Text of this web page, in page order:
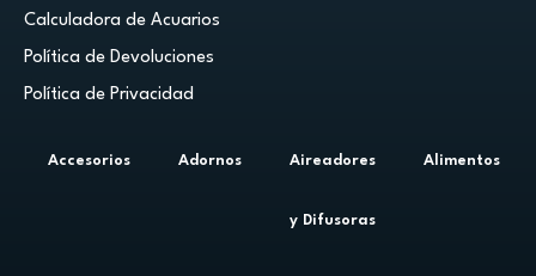
Calculadora de Acuarios
Política de Devoluciones
Política de Privacidad
Accesorios Adornos Aireadores
y Difusoras
Alimentos